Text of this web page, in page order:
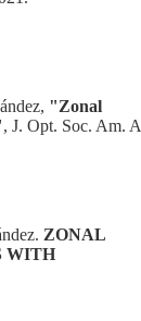
"Zonal
, J. Opt. Soc. Am. A
ZONAL
WITH